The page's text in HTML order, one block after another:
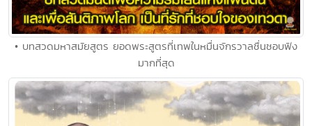
• บทสวดมหาสมัยสูตร ยอดพระสูตรที่เทพในหมื่นจักรวาลชื่นชอบฟัง
มากที่สุด